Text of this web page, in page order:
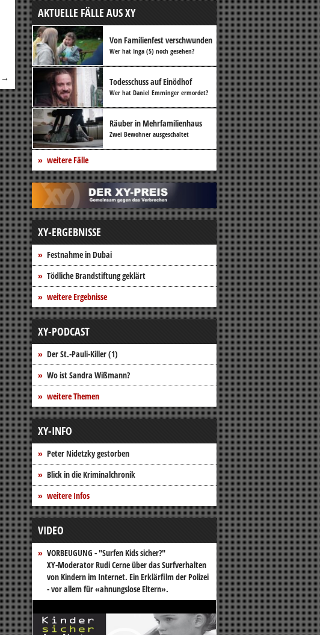
→
AKTUELLE FÄLLE AUS XY
Von Familienfest verschwunden
Wer hat Inga (5) noch gesehen?
Todesschuss auf Einödhof
Wer hat Daniel Emminger ermordet?
Räuber in Mehrfamilienhaus
Zwei Bewohner ausgeschaltet
weitere Fälle
XY-ERGEBNISSE
Festnahme in Dubai
Tödliche Brandstiftung geklärt
weitere Ergebnisse
XY-PODCAST
Der St.-Pauli-Killer (1)
Wo ist Sandra Wißmann?
weitere Themen
XY-INFO
Peter Nidetzky gestorben
Blick in die Kriminalchronik
weitere Infos
VIDEO
VORBEUGUNG - "Surfen Kids sicher?"
XY-Moderator Rudi Cerne über das Surfverhalten
von Kindern im Internet. Ein Erklärfilm der Polizei
- vor allem für «ahnungslose Eltern».
Video-
Player